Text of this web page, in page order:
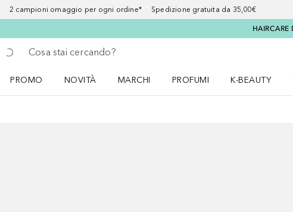
2 campioni omaggio per ogni ordine* Spedizione gratuita da 35,00€
Torna indietro
Esegui ricerca
PROMO
NOVITÀ
MARCHI
PROFUMI
K-BEAUTY